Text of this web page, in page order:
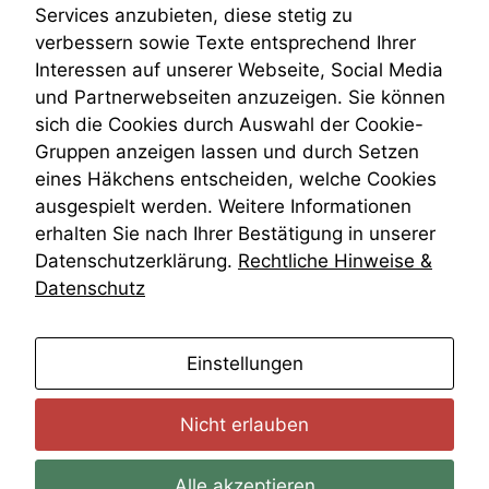
Venezuela
VRK
Wiederherstellungsanordnung
Zivilprozessordnung
ZPO
Zustellfiktion
Zuständigkeit
Öffentliches Personalrecht
Öffentlichkeitsprinzip
Services anzubieten, diese stetig zu
verbessern sowie Texte entsprechend Ihrer
Interessen auf unserer Webseite, Social Media
und Partnerwebseiten anzuzeigen. Sie können
sich die Cookies durch Auswahl der Cookie-
Gruppen anzeigen lassen und durch Setzen
eines Häkchens entscheiden, welche Cookies
ausgespielt werden. Weitere Informationen
erhalten Sie nach Ihrer Bestätigung in unserer
Datenschutzerklärung. Rechtliche Hinweise &
Datenschutz
Einstellungen
Nicht erlauben